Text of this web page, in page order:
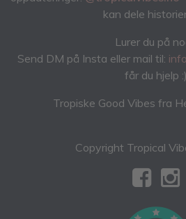
kan dele
Lurer du på
Send DM på Insta eller mail til:
får du hjelp :)
Tropiske Good Vibes fra
Copyright Tropical